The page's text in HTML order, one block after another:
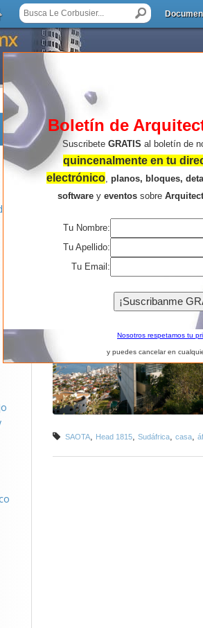
Noticias de Arquitectura :
SAOTA, Head 1815, Sudáfrica, casa,
Boletín de
Suscribete GRATIS al boletín de
quincenalmente en tu
electrónico, planos, bloques,
softwarey eventossobre
Tu Nombre:
Tu Apellido:
Tu Email:
Nosotros respetamos tu
y puedes cancelar en